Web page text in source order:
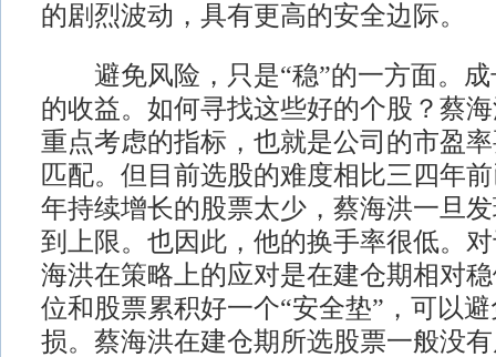
的剧烈波动，具有更高的安全边际。
避免风险，只是“稳”的一方面。成
的收益。如何寻找这些好的个股？蔡
重点考虑的指标，也就是公司的市盈
匹配。但目前选股的难度相比三四年
年持续增长的股票太少，蔡海洪一旦
到上限。也因此，他的换手率很低。
海洪在策略上的应对是在建仓期相对
位和股票累积好一个“安全垫”，可以
损。蔡海洪在建仓期所选股票一般没